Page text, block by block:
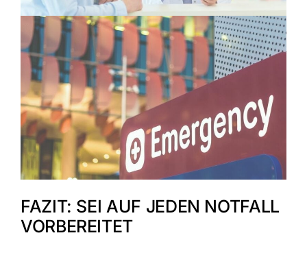
FAZIT: SEI AUF JEDEN NOTFALL
VORBEREITET